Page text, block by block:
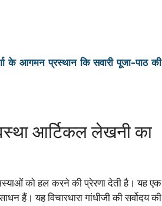
के आगमन प्रस्थान कि सवारी पूजा-पाठ की
आर्टिकल लेखनी का
को हल करने की प्रेरणा देती है। यह एक
हैं। यह विचारधारा गांधीजी की सर्वोदय की